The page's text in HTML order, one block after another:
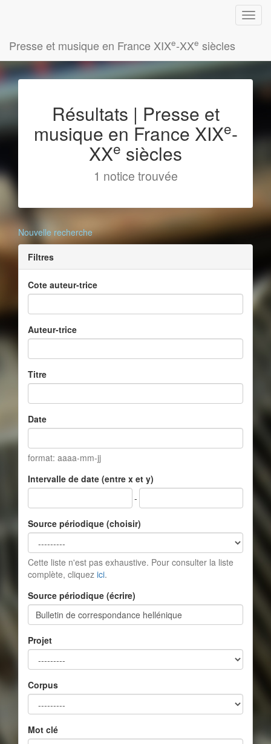
Presse et musique en France XIXe-XXe siècles
Résultats | Presse et
musique en France XIXe-
XXe siècles
1 notice trouvée
Nouvelle recherche
Filtres
Cote auteur-trice
Auteur-trice
Titre
Date
format: aaaa-mm-jj
Intervalle de date (entre x et y)
-
Source périodique (choisir)
Cette liste n'est pas exhaustive. Pour consulter la liste
complète, cliquez ici.
Source périodique (écrire)
Projet
Corpus
Mot clé